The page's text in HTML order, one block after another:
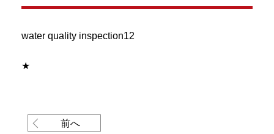
water quality inspection12
★
前へ